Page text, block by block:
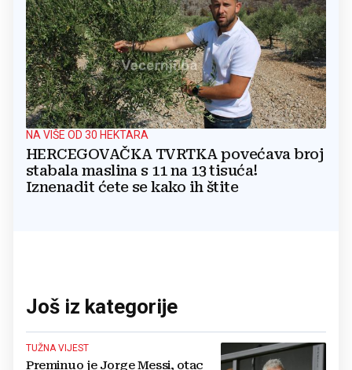
NA VIŠE OD 30 HEKTARA
HERCEGOVAČKA TVRTKA povećava broj
stabala maslina s 11 na 13 tisuća!
Iznenadit ćete se kako ih štite
Još iz kategorije
TUŽNA VIJEST
Preminuo je Jorge Messi, otac